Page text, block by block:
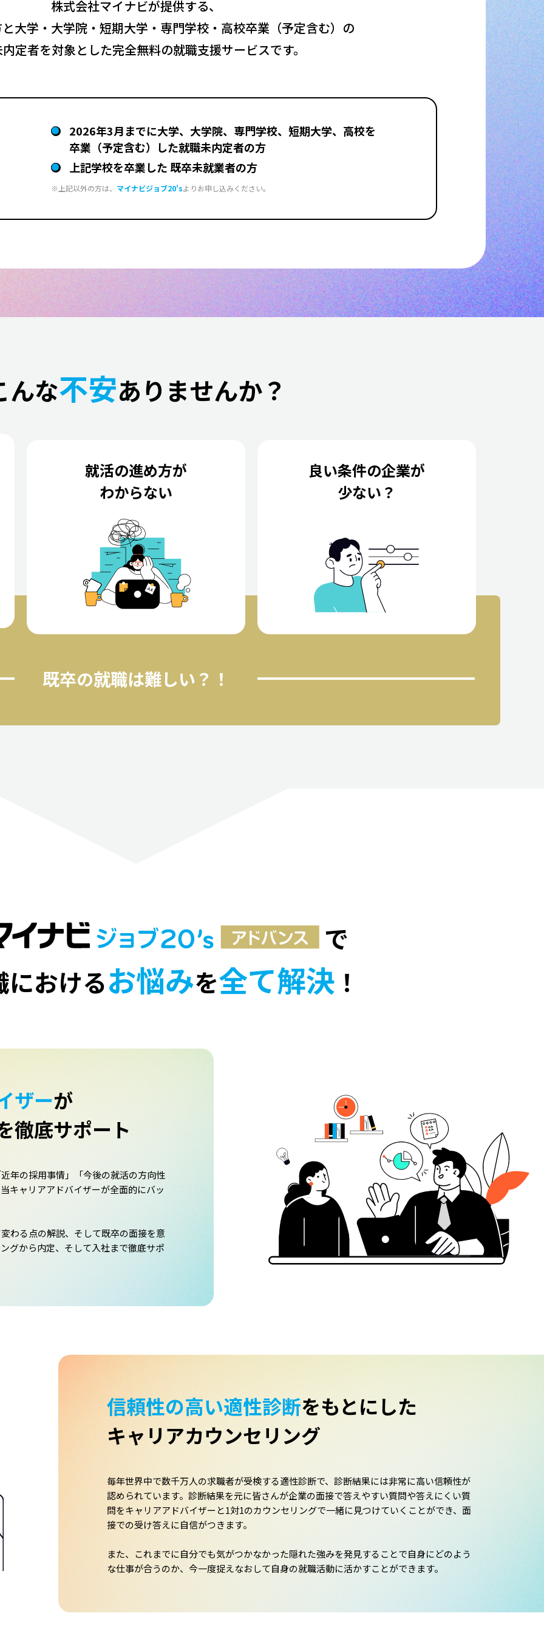
株式会社マイナビが提供する、
大学・大学院・短期大学・専門学校・高校卒業（予定含む）の
定者を対象とした完全無料の就職支援サービスです。
2026年3月までに大学、大学院、専門学校、短期大学、高校を
卒業（予定含む）した就職未内定者の方
上記学校を卒業した 既卒未就業者の方
上記以外の方は、 マイナビジョブ20'sよりお申し込みください。
んな不安ありませんか？
就活の進め方が
わからない
良い条件の企業が
少ない？
既卒の就職は難しい？！
で
おけるお悩みを全て解決 ！
ザーが
徹底サポート
年の採用事情」「今後の就活の方向性
キャリアアドバイザーが全面的にバッ
わる点の解説、そして既卒の面接を意
グから内定、そして入社まで徹底サポ
信頼性の高い適性診断をもとにした
キャリアカウンセリング
毎年世界中で数千万人の求職者が受検する適性診断で、診断結果には非常に高い信頼性が
認められています。診断結果を元に皆さんが企業の面接で答えやすい質問や答えにくい質
問をキャリアアドバイザーと1対1のカウンセリングで一緒に見つけていくことができ、面
接での受け答えに自信がつきます。
また、これまでに自分でも気がつかなかった隠れた強みを発見することで自身にどのよう
な仕事が合うのか、今一度捉えなおして自身の就職活動に活かすことができます。